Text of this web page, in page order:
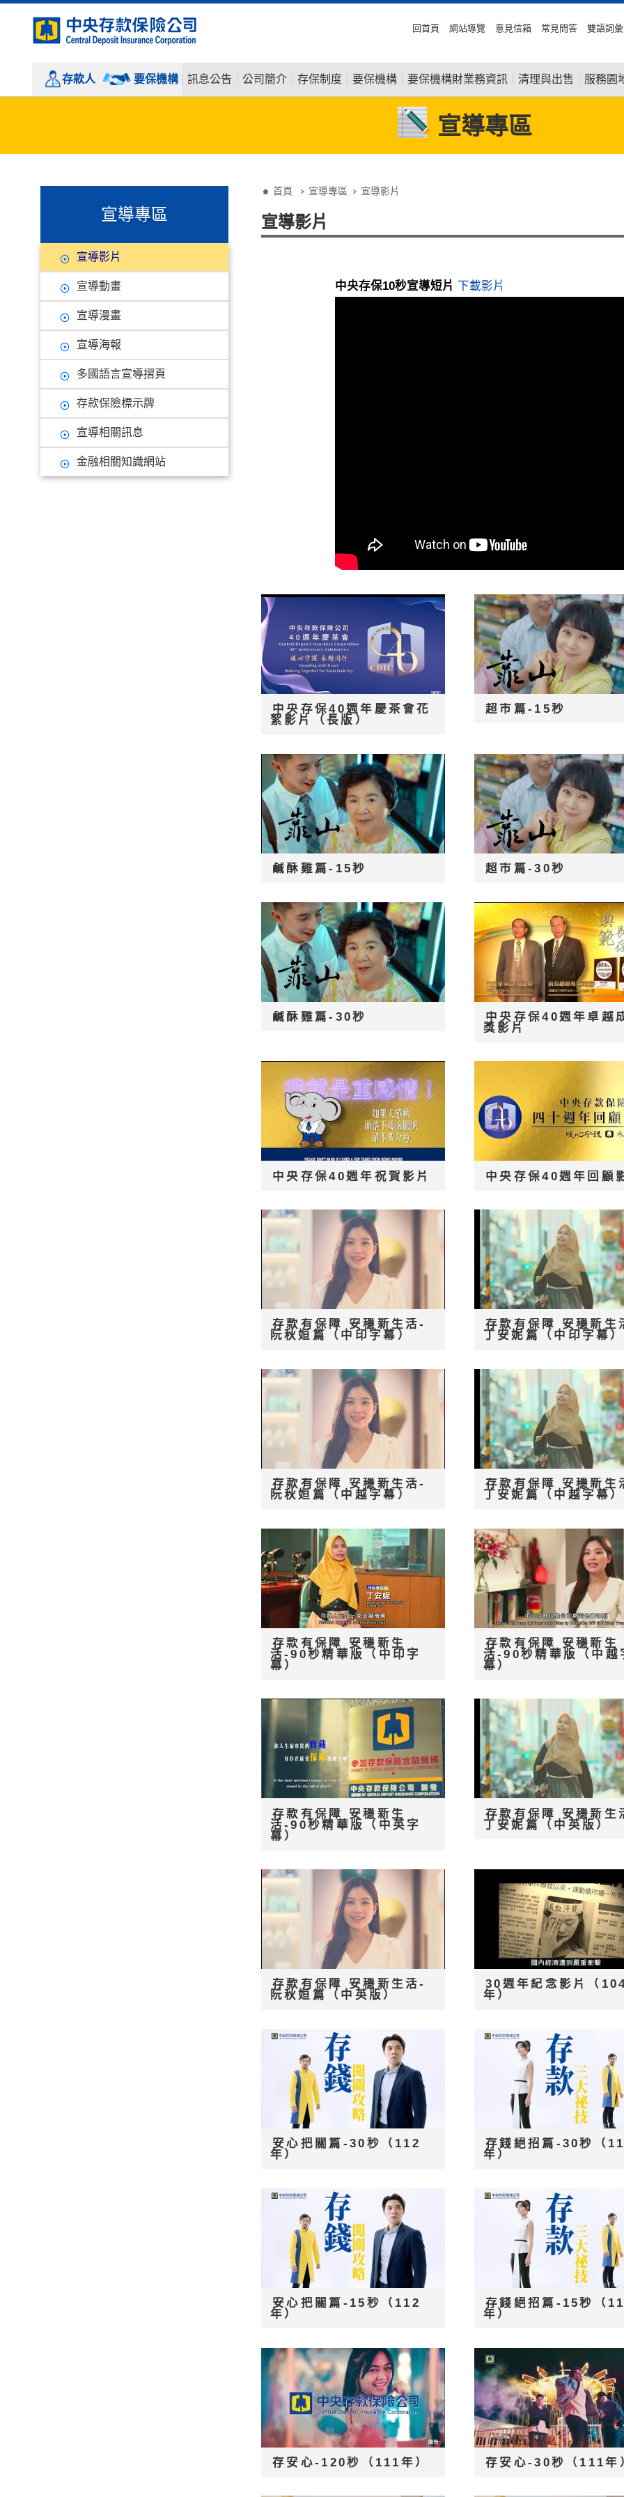
回首頁 網站導覽 意見信箱 常見問答 雙語詞彙
存款人 要保機構 訊息公告 公司簡介 存保制度 要保機構 要保機構財業務資訊 清理與出售 服務園
宣導專區
宣導專區
宣導影片
宣導動畫
宣導漫畫
宣導海報
多國語言宣導摺頁
存款保險標示牌
宣導相關訊息
金融相關知識網站
首頁 宣導專區 宣導影片
宣導影片
中央存保10秒宣導短片 下載影片
中央存保40週年慶茶會花
絮影片（長版）
超市篇-15秒
鹹酥雞篇-15秒 超市篇-30秒
鹹酥雞篇-30秒
中央存保40週年卓越
獎影片
中央存保40週年祝賀影片 中央存保40週年回顧
存款有保障 安穩新生活-
阮秋姮篇（中印字幕）
存款有保障 安穩新生
丁安妮篇（中印字幕）
存款有保障 安穩新生活-
阮秋姮篇（中越字幕）
存款有保障 安穩新生
丁安妮篇（中越字幕）
存款有保障 安穩新生
活-90秒精華版（中印字
幕）
存款有保障 安穩新生
活-90秒精華版（中越
幕）
存款有保障 安穩新生
活-90秒精華版（中英字
幕）
存款有保障 安穩新生
丁安妮篇（中英版）
存款有保障 安穩新生活-
阮秋姮篇（中英版）
30週年紀念影片（
年）
安心把關篇-30秒（112
年）
存錢絕招篇-30秒（
年）
安心把關篇-15秒（112
年）
存錢絕招篇-15秒（
年）
存安心-120秒（111年） 存安心-30秒（111年